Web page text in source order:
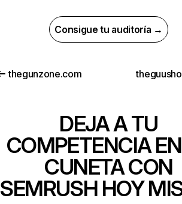
Consigue tu auditoría →
thegunzone.com
DEJA A TU
COMPETENCIA
CUNETA CON
SEMRUSH HOY